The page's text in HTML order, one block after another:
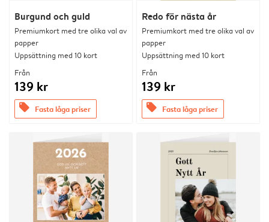
Burgund och guld
Premiumkort med tre olika val av
papper
Uppsättning med 10 kort
Från
139 kr
offers Fasta låga priser
Redo för nästa år
Premiumkort med tre olika val av
papper
Uppsättning med 10 kort
Från
139 kr
offers Fasta låga priser